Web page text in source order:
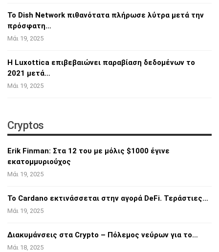
Το Dish Network πιθανότατα πλήρωσε λύτρα μετά την
πρόσφατη…
Μάι 19, 2025
Η Luxottica επιβεβαιώνει παραβίαση δεδομένων το
2021 μετά…
Μάι 19, 2025
Cryptos
Erik Finman: Στα 12 του με μόλις $1000 έγινε
εκατομμυριούχος
Μάι 19, 2025
Το Cardano εκτινάσσεται στην αγορά DeFi. Τεράστιες…
Μάι 19, 2025
Διακυμάνσεις στα Crypto – Πόλεμος νεύρων για το…
Μάι 18, 2025